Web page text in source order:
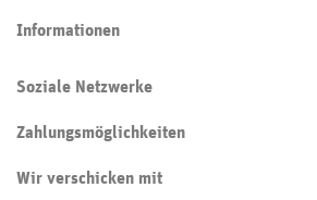
Informationen
Soziale Netzwerke
Zahlungsmöglichkeiten
Wir verschicken mit